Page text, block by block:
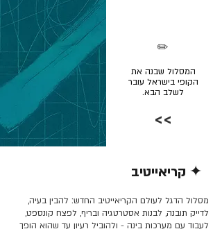
המסלול שבנה את
הקופי בישראל עובר
לשלב הבא.
✏️
>>
✦ קריאייטיב
מסלול הדגל לעולם הקריאייטיב החדש: להבין בעיה,
לדייק תובנה, לבנות אסטרטגיה ובריף, לפצח קונספט,
לעבוד עם מערכות בינה - ולהוביל רעיון עד שהוא הופך